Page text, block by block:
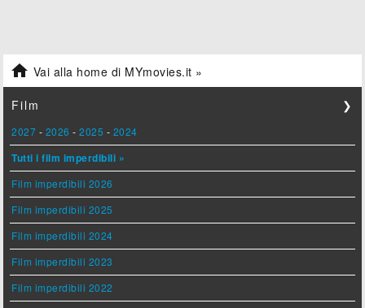
 Vai alla home di MYmovies.it »
Film ❯
2027 - 2026 -2025 - 2024
Tutti i film imperdibili »
Film imperdibili 2026
Film imperdibili 2025
Film imperdibili 2024
Film imperdibili 2023
Film imperdibili 2022